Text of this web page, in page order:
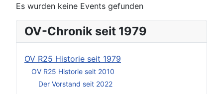
OV-Chronik seit 1979
OV R25 Historie seit 1979
OV R25 Historie seit 2010
Der Vorstand seit 2022
Es wurden keine Events gefunden